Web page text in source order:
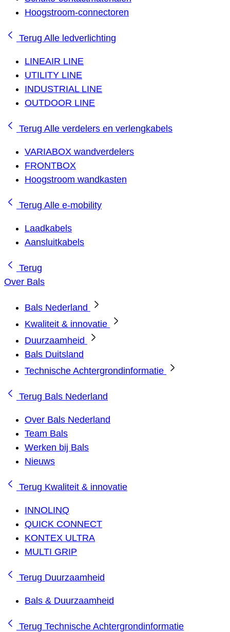
Hoogstroom-connectoren
Terug Alle ledverlichting
LINEAIR LINE
UTILITY LINE
INDUSTRIAL LINE
OUTDOOR LINE
Terug Alle verdelers en verlengkabels
VARIABOX wandverdelers
FRONTBOX
Hoogstroom wandkasten
Terug Alle e-mobility
Laadkabels
Aansluitkabels
Terug
Over Bals
Bals Nederland
Kwaliteit & innovatie
Duurzaamheid
Bals Duitsland
Technische Achtergrondinformatie
Terug Bals Nederland
Over Bals Nederland
Team Bals
Werken bij Bals
Nieuws
Terug Kwaliteit & innovatie
INNOLINQ
QUICK CONNECT
KONTEX ULTRA
MULTI GRIP
Terug Duurzaamheid
Bals & Duurzaamheid
Terug Technische Achtergrondinformatie